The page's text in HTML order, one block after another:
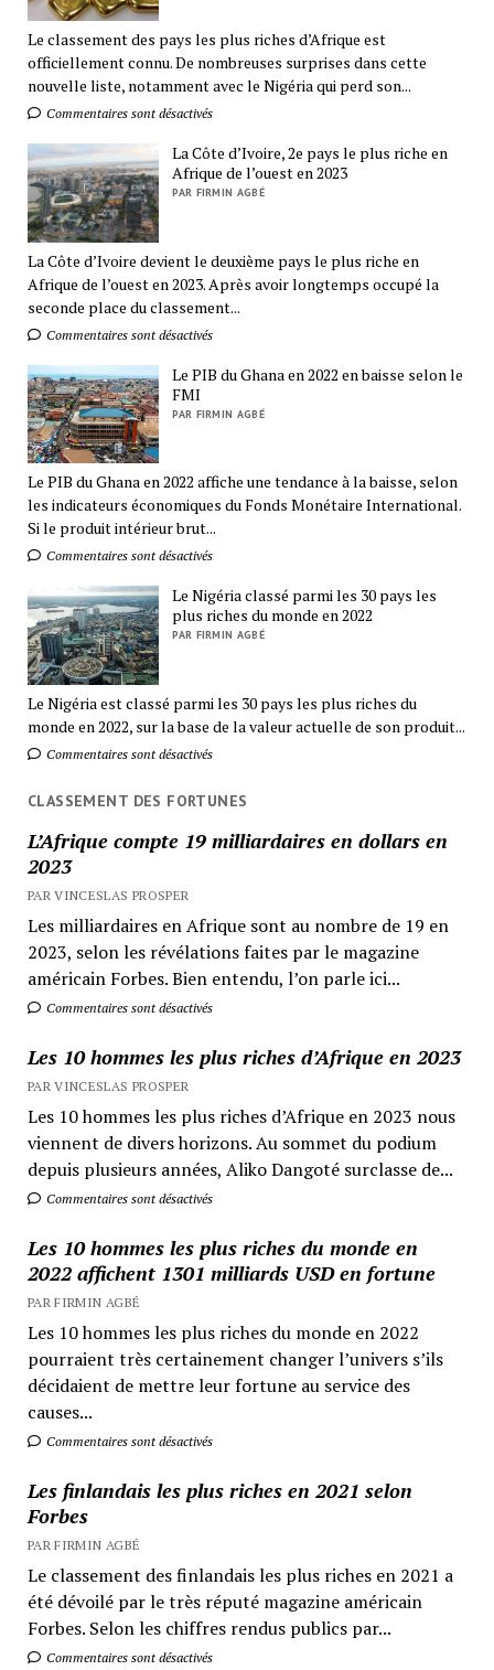
Le classement des pays les plus riches d’Afrique est
officiellement connu. De nombreuses surprises dans cette
nouvelle liste, notamment avec le Nigéria qui perd son...
Commentaires sont désactivés
La Côte d’Ivoire, 2e pays le plus riche en
Afrique de l’ouest en 2023
PAR FIRMIN AGBÉ
La Côte d’Ivoire devient le deuxième pays le plus riche en
Afrique de l’ouest en 2023. Après avoir longtemps occupé la
seconde place du classement...
Commentaires sont désactivés
Le PIB du Ghana en 2022 en baisse selon le
FMI
PAR FIRMIN AGBÉ
Le PIB du Ghana en 2022 affiche une tendance à la baisse, selon
les indicateurs économiques du Fonds Monétaire International.
Si le produit intérieur brut...
Commentaires sont désactivés
Le Nigéria classé parmi les 30 pays les
plus riches du monde en 2022
PAR FIRMIN AGBÉ
Le Nigéria est classé parmi les 30 pays les plus riches du
monde en 2022, sur la base de la valeur actuelle de son produit...
Commentaires sont désactivés
CLASSEMENT DES FORTUNES
L’Afrique compte 19 milliardaires en dollars en
2023
PAR VINCESLAS PROSPER
Les milliardaires en Afrique sont au nombre de 19 en
2023, selon les révélations faites par le magazine
américain Forbes. Bien entendu, l’on parle ici...
Commentaires sont désactivés
Les 10 hommes les plus riches d’Afrique en 2023
PAR VINCESLAS PROSPER
Les 10 hommes les plus riches d’Afrique en 2023 nous
viennent de divers horizons. Au sommet du podium
depuis plusieurs années, Aliko Dangoté surclasse de...
Commentaires sont désactivés
Les 10 hommes les plus riches du monde en
2022 affichent 1301 milliards USD en fortune
PAR FIRMIN AGBÉ
Les 10 hommes les plus riches du monde en 2022
pourraient très certainement changer l’univers s’ils
décidaient de mettre leur fortune au service des
causes...
Commentaires sont désactivés
Les finlandais les plus riches en 2021 selon
Forbes
PAR FIRMIN AGBÉ
Le classement des finlandais les plus riches en 2021 a
été dévoilé par le très réputé magazine américain
Forbes. Selon les chiffres rendus publics par...
Commentaires sont désactivés